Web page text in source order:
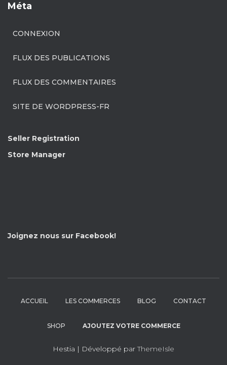
Méta
CONNEXION
FLUX DES PUBLICATIONS
FLUX DES COMMENTAIRES
SITE DE WORDPRESS-FR
Seller Registration
Store Manager
Joignez nous sur Facebook!
ACCUEIL LES COMMERCES BLOG CONTACT
SHOP AJOUTEZ VOTRE COMMERCE
Hestia | Développé parThemeIsle